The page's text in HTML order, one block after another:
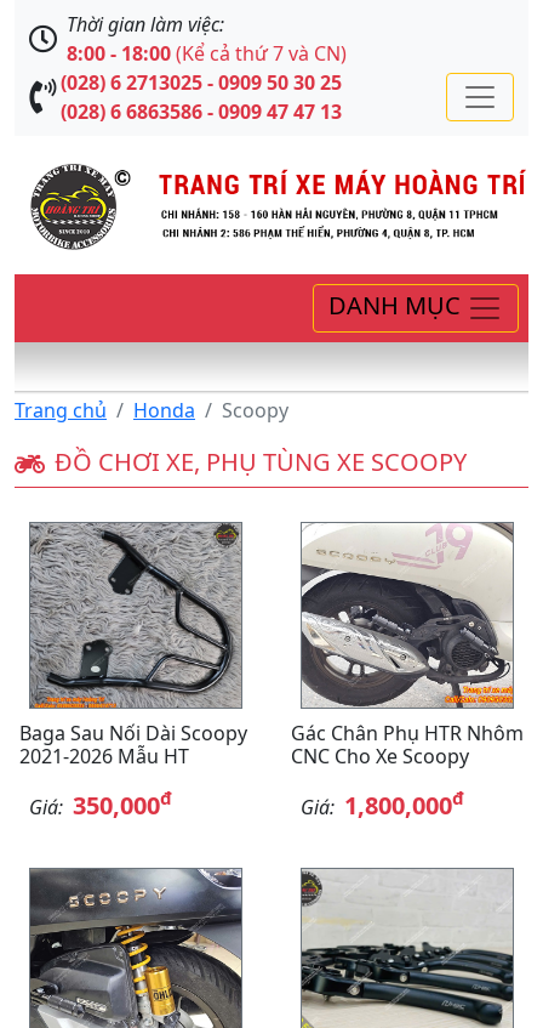
Thời gian làm việc:
8:00 - 18:00(Kể cả thứ 7 và CN)
(028) 6 2713025 - 0909 50 30 25
(028) 6 6863586 - 0909 47 47 13
DANH MỤC
Trang chủ Honda Scoopy
ĐỒ CHƠI XE, PHỤ TÙNG XE SCOOPY
Baga Sau Nối Dài Scoopy
2021-2026 Mẫu HT
Giá: 350,000đ
Gác Chân Phụ HTR Nhôm
CNC Cho Xe Scoopy
Giá: 1,800,000đ